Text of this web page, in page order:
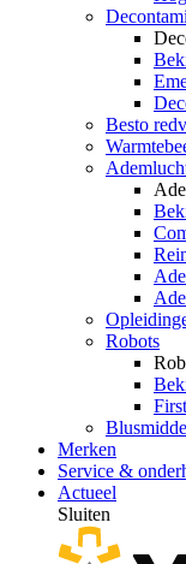
Besto
Robots
Merken
Service &
Actueel
Sluiten